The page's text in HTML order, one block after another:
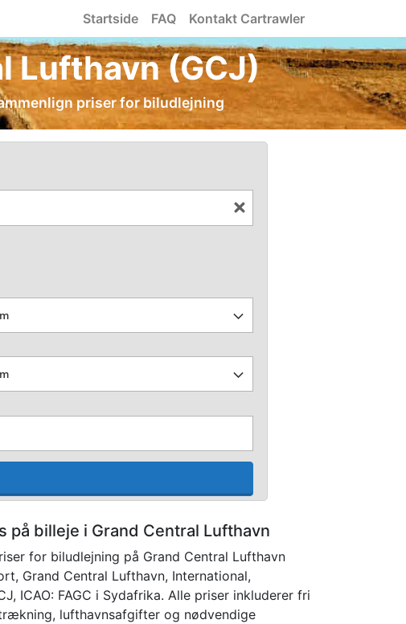
Startside FAQ Kontakt Cartrawler
Lufthavn (GCJ)
priser for biludlejning
på billeje i Grand Central Lufthavn
for biludlejning på Grand Central Lufthavn
Grand Central Lufthavn, International,
ICAO: FAGC i Sydafrika. Alle priser inkluderer fri
lufthavnsafgifter og nødvendige